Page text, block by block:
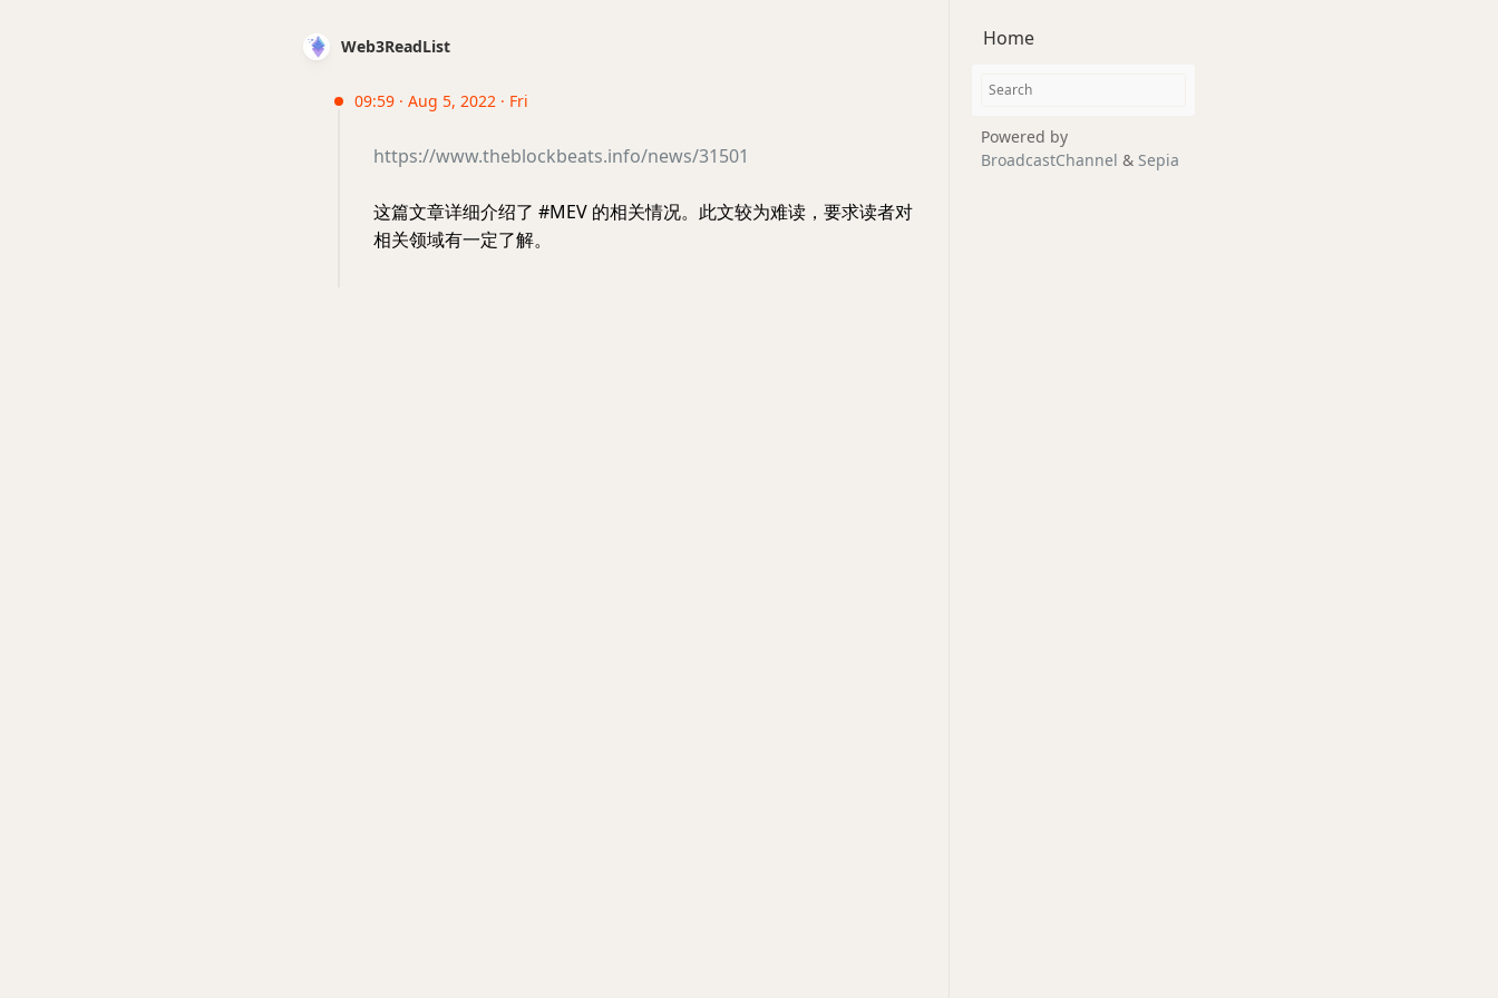
Web3ReadList
09:59 · Aug 5, 2022 · Fri
https://www.theblockbeats.info/news/31501
这篇文章详细介绍了 #MEV 的相关情况。此文较为难读，要求读者对
相关领域有一定了解。
Home
Powered by
BroadcastChannel & Sepia